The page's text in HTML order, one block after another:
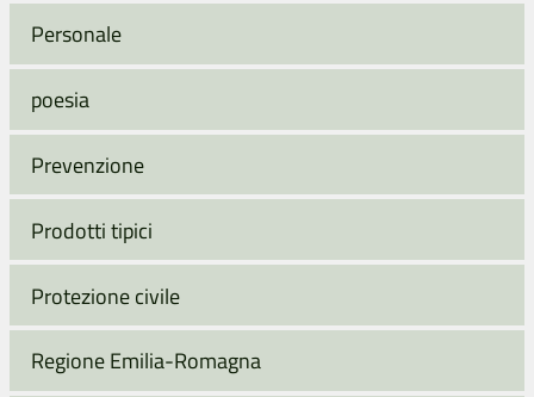
Personale
poesia
Prevenzione
Prodotti tipici
Protezione civile
Regione Emilia-Romagna